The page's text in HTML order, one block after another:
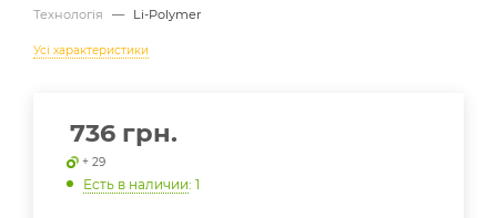
Технологія
— Li-Polymer
Усі характеристики
736 грн.
+ 29
Есть в наличии: 1